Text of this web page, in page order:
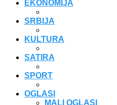
EKONOMIJA
SRBIJA
KULTURA
SATIRA
SPORT
OGLASI
MALI OGLASI